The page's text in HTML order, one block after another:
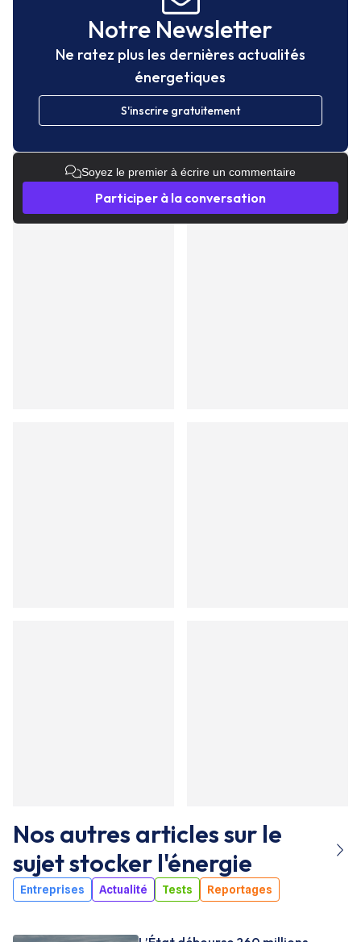
Notre Newsletter
Ne ratez plus les dernières actualités
énergetiques
S'inscrire gratuitement
Soyez le premier à écrire un commentaire
Participer à la conversation
Nos autres articles sur le
sujetstocker l'énergie
Entreprises Actualité Tests Reportages